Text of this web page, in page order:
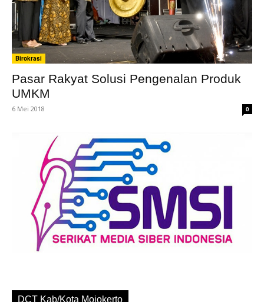
Birokrasi
Pasar Rakyat Solusi Pengenalan Produk
UMKM
6 Mei 2018 0
DCT Kab/Kota Mojokerto